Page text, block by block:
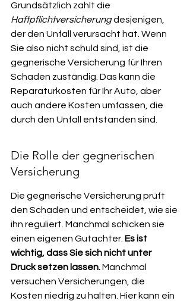
Grundsätzlich zahlt die
Haftpflichtversicherung desjenigen,
der den Unfall verursacht hat. Wenn
Sie also nicht schuld sind, ist die
gegnerische Versicherung für Ihren
Schaden zuständig. Das kann die
Reparaturkosten für Ihr Auto, aber
auch andere Kosten umfassen, die
durch den Unfall entstanden sind.
Die Rolle der gegnerischen
Versicherung
Die gegnerische Versicherung prüft
den Schaden und entscheidet, wie sie
ihn reguliert. Manchmal schicken sie
einen eigenen Gutachter. Es ist
wichtig, dass Sie sich nicht unter
Druck setzen lassen. Manchmal
versuchen Versicherungen, die
Kosten niedrig zu halten. Hier kann ein